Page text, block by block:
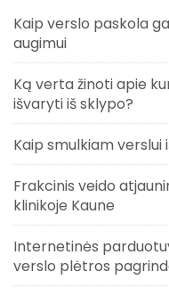
Kaip verslo paskola
augimui
Ką verta žinoti apie
išvaryti iš sklypo?
Kaip smulkiam
Frakcinis veido
klinikoje Kaune
Internetinės
verslo plėtros